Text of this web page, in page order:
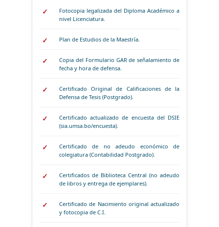
Fotocopia legalizada del Diploma Académico a
nivel Licenciatura.
Plan de Estudios de la Maestría.
Copia del Formulario GAR de señalamiento de
fecha y hora de defensa.
Certificado Original de Calificaciones de la
Defensa de Tesis (Postgrado).
Certificado actualizado de encuesta del DSIE
(sia.umsa.bo/encuesta).
Certificado de no adeudo económico de
colegiatura (Contabilidad Postgrado).
Certificados de Biblioteca Central (no adeudo
de libros y entrega de ejemplares).
Certificado de Nacimiento original actualizado
y fotocopia de C.I.